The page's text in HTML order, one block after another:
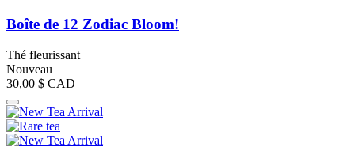
Boîte de 12 Zodiac Bloom!
Thé fleurissant
Nouveau
30,00 $ CAD